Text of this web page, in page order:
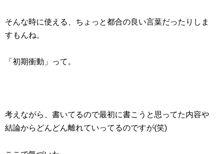
そんな時に使える、ちょっと都合の良い言葉だったりしま
すもんね。
「初期衝動」って。
考えながら、書いてるので最初に書こうと思ってた内容や
結論からどんどん離れていってるのですが(笑)